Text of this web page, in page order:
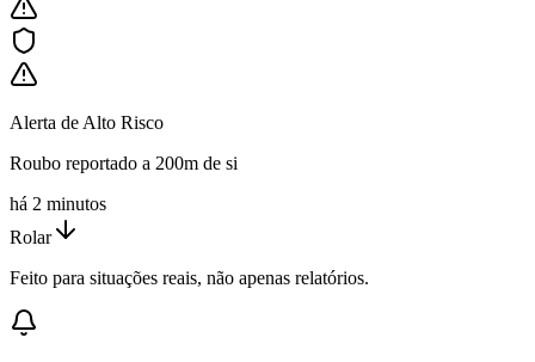
Alerta de Alto Risco
Roubo reportado a 200m de si
há 2 minutos
Rolar
Feito para situações reais, não apenas relatórios.